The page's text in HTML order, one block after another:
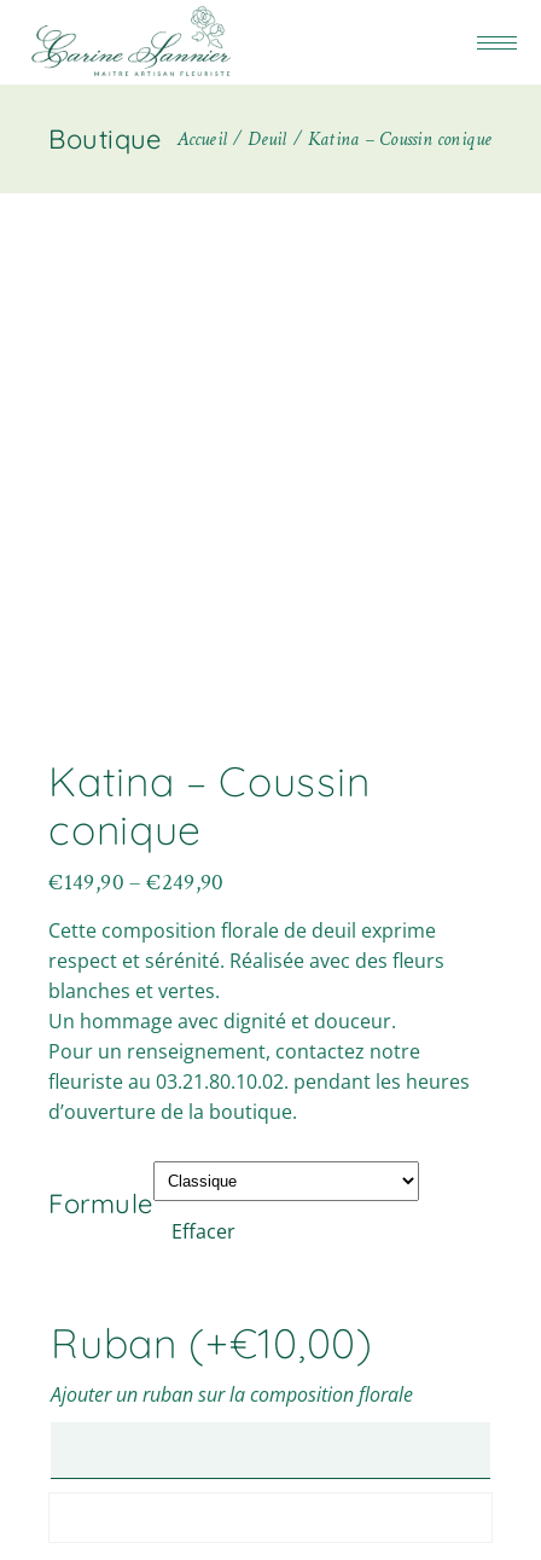
Boutique Accueil Deuil Katina – Coussin conique
Katina – Coussin
conique
€149,90 –€249,90
Plage
de
prix :
€149,90
à
€249,90
Cette composition florale de deuil exprime
respect et sérénité. Réalisée avec des fleurs
blanches et vertes.
Un hommage avec dignité et douceur.
Pour un renseignement, contactez notre
fleuriste au 03.21.80.10.02. pendant les heures
d’ouverture de la boutique.
Formule
Effacer
Ruban (+€10,00)
Ajouter un ruban sur la composition florale